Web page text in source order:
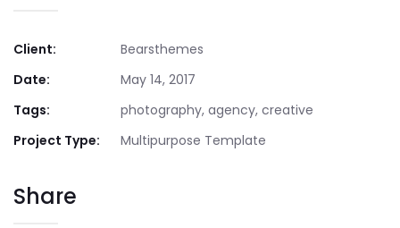
Client:
Bearsthemes
Date:
May 14, 2017
Tags:
photography, agency, creative
Project Type:
Multipurpose Template
Share